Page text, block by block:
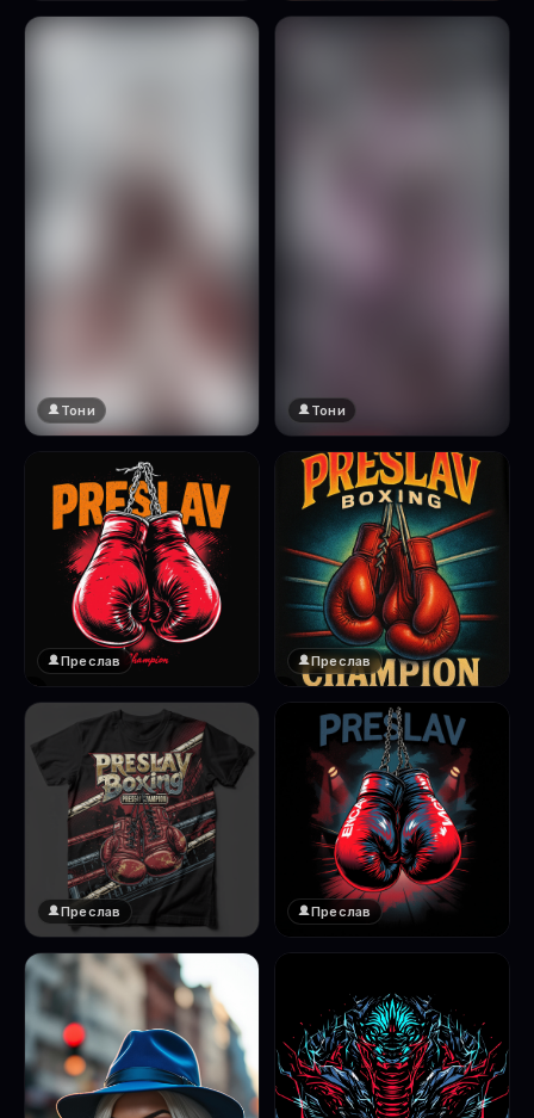
🔞 18+
Натисни за преглед
Тони
🔞 18+
Натисни за преглед
Тони
❤️
1
Преслав
❤️
Преслав
Преслав Преслав